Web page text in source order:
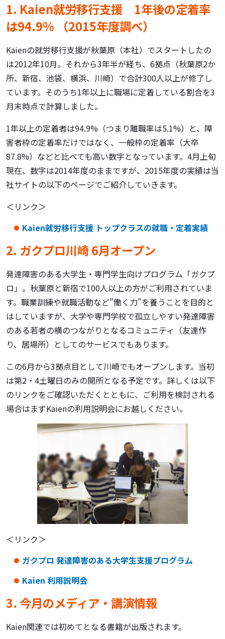
1. Kaien就労移行支援 1年後の定着率
は94.9% （2015年度調べ）
Kaienの就労移行支援が秋葉原（本社）でスタートしたの
は2012年10月。それから3年半が経ち、6拠点（秋葉原2か
所、新宿、池袋、横浜、川崎）で合計300人以上が修了し
ています。そのうち1年以上に職場に定着している割合を3
月末時点で計算しました。
1年以上の定着者は94.9%（つまり離職率は5.1%）と、障
害者枠の定着率だけではなく、一般枠の定着率（大卒
87.8%）などと比べても高い数字となっています。4月上旬
現在、数字は2014年度のままですが、2015年度の実績は当
社サイトの以下のページでご紹介していきます。
＜リンク＞
Kaien就労移行支援 トップクラスの就職・定着実績
2. ガクプロ川崎 6月オープン
発達障害のある大学生・専門学生向けプログラム「ガクプ
ロ」。秋葉原と新宿で100人以上の方がご利用されていま
す。職業訓練や就職活動など”働く力”を養うことを目的と
はしていますが、大学や専門学校で孤立しやすい発達障害
のある若者の横のつながりとなるコミュニティ（友達作
り、居場所）としてのサービスでもあります。
この6月から3拠点目として川崎でもオープンします。当初
は第2・4土曜日のみの開所となる予定です。詳しくは以下
のリンクをご確認いただくとともに、ご利用を検討される
場合はまずKaienの利用説明会にお越しください。
＜リンク＞
ガクプロ 発達障害のある大学生支援プログラム
Kaien 利用説明会
3. 今月のメディア・講演情報
Kaien関連では初めてとなる書籍が出版されます。